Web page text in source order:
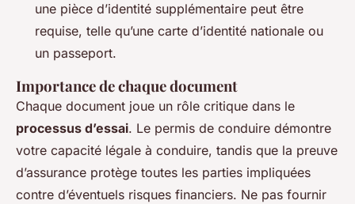
une pièce d’identité supplémentaire peut être
requise, telle qu’une carte d’identité nationale ou
un passeport.
Importance de chaque document
Chaque document joue un rôle critique dans le
processus d’essai. Le permis de conduire démontre
votre capacité légale à conduire, tandis que la preuve
d’assurance protège toutes les parties impliquées
contre d’éventuels risques financiers. Ne pas fournir